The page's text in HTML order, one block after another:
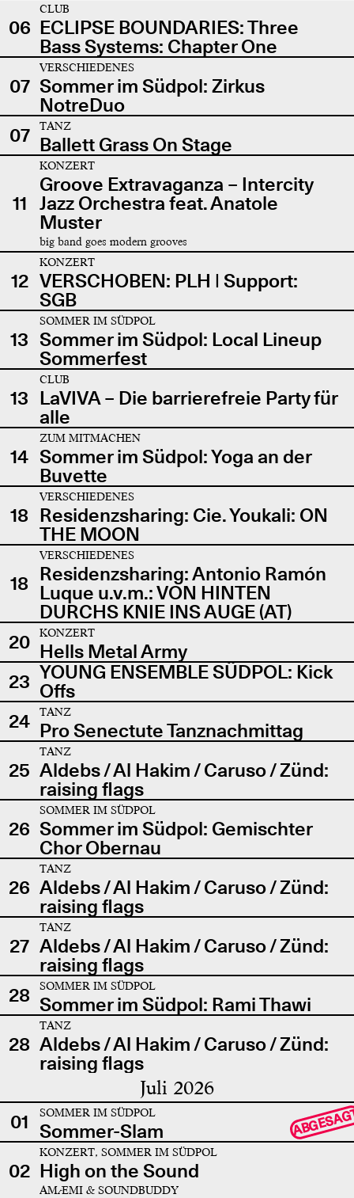
06
CLUB
ECLIPSE BOUNDARIES: Three
Bass Systems: Chapter One
07
VERSCHIEDENES
Sommer im Südpol: Zirkus
NotreDuo
07
TANZ
Ballett Grass On Stage
11
KONZERT
Groove Extravaganza – Intercity
Jazz Orchestra feat. Anatole
Muster
big band goes modern grooves
12
KONZERT
VERSCHOBEN: PLH | Support:
SGB
13
SOMMER IM SÜDPOL
Sommer im Südpol: Local Lineup
Sommerfest
13
CLUB
LaVIVA – Die barrierefreie Party für
alle
14
ZUM MITMACHEN
Sommer im Südpol: Yoga an der
Buvette
18
VERSCHIEDENES
Residenzsharing: Cie. Youkali: ON
THE MOON
18
VERSCHIEDENES
Residenzsharing: Antonio Ramón
Luque u.v.m.: VON HINTEN
DURCHS KNIE INS AUGE (AT)
20
KONZERT
Hells Metal Army
23 YOUNG ENSEMBLE SÜDPOL: Kick
Offs
24
TANZ
Pro Senectute Tanznachmittag
25
TANZ
Aldebs / Al Hakim / Caruso / Zünd:
raising flags
26
SOMMER IM SÜDPOL
Sommer im Südpol: Gemischter
Chor Obernau
26
TANZ
Aldebs / Al Hakim / Caruso / Zünd:
raising flags
27
TANZ
Aldebs / Al Hakim / Caruso / Zünd:
raising flags
28
SOMMER IM SÜDPOL
Sommer im Südpol: Rami Thawi
28
TANZ
Aldebs / Al Hakim / Caruso / Zünd:
raising flags
Juli 2026
01 SOMMER IM SÜDPOL
Sommer-Slam
02
KONZERT, SOMMER IM SÜDPOL
High on the Sound
AMÆMI & SOUNDBUDDY